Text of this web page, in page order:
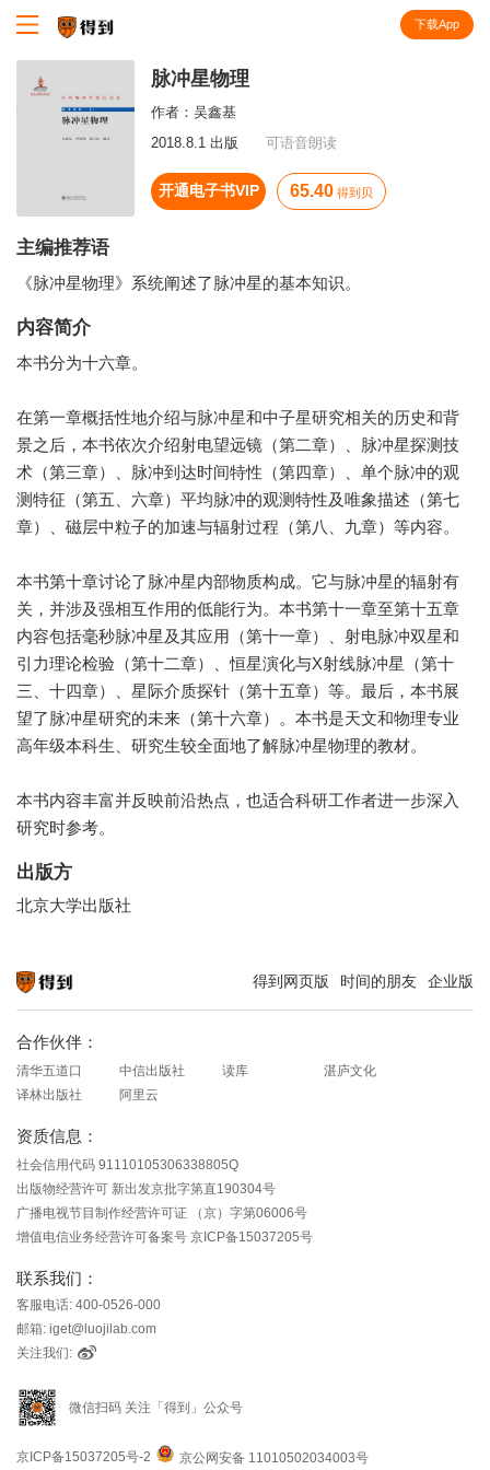
下载App
脉冲星物理
作者： 吴鑫基
2018.8.1 出版
可语音朗读
开通电子书VIP 65.40 得到贝
主编推荐语
《脉冲星物理》系统阐述了脉冲星的基本知识。
内容简介
本书分为十六章。
在第一章概括性地介绍与脉冲星和中子星研究相关的历史和背
景之后，本书依次介绍射电望远镜（第二章）、脉冲星探测技
术（第三章）、脉冲到达时间特性（第四章）、单个脉冲的观
测特征（第五、六章）平均脉冲的观测特性及唯象描述（第七
章）、磁层中粒子的加速与辐射过程（第八、九章）等内容。
本书第十章讨论了脉冲星内部物质构成。它与脉冲星的辐射有
关，并涉及强相互作用的低能行为。本书第十一章至第十五章
内容包括毫秒脉冲星及其应用（第十一章）、射电脉冲双星和
引力理论检验（第十二章）、恒星演化与X射线脉冲星（第十
三、十四章）、星际介质探针（第十五章）等。最后，本书展
望了脉冲星研究的未来（第十六章）。本书是天文和物理专业
高年级本科生、研究生较全面地了解脉冲星物理的教材。
本书内容丰富并反映前沿热点，也适合科研工作者进一步深入
研究时参考。
出版方
北京大学出版社
得到网页版 时间的朋友 企业版
合作伙伴：
清华五道口 中信出版社 读库
湛庐文化
译林出版社
阿里云
资质信息：
社会信用代码 91110105306338805Q
出版物经营许可 新出发京批字第直190304号
广播电视节目制作经营许可证 （京）字第06006号
增值电信业务经营许可备案号 京ICP备15037205号
联系我们：
客服电话: 400-0526-000
邮箱: iget@luojilab.com
关注我们:
微信扫码 关注「得到」公众号
京ICP备15037205号-2 京公网安备 11010502034003号